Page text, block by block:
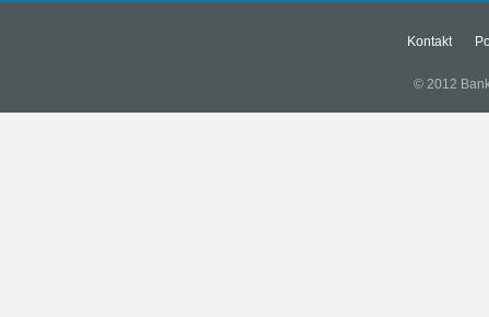
Kontakt
© 2012